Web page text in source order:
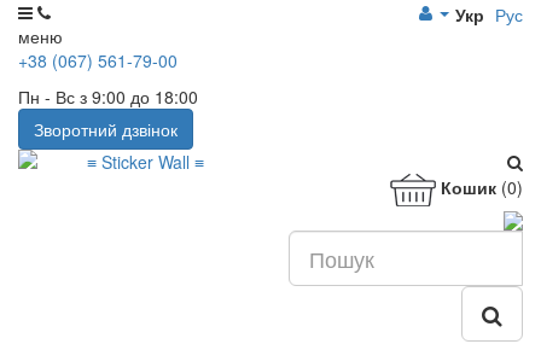
меню
Укр Рус
+38 (067) 561-79-00
Пн - Вс з 9:00 до 18:00
Зворотний дзвінок
Кошик (0)